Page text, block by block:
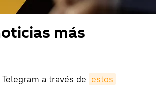
más
a través de estos